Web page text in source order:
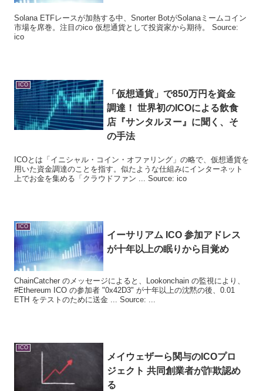
Solana ETFレースが加熱する中、Snorter BotがSolanaミームコイン
市場を席巻。注目のico 仮想通貨として投資家から期待。 Source:
ico
ICO
「仮想通貨」で850万円を資金
調達！ 世界初の ICOによる飲食
店『サンタルヌー』に聞く、そ
の手法
ICOとは「イニシャル・コイン・オファリング」の略で、仮想通貨を
用いた資金調達のことを指す。似たような仕組みにインターネット
上でお金を集める「クラウドファン ... Source: ico
ICO
イーサリアム ICO 参加アドレス
が十年以上の眠りから目覚め
ChainCatcher のメッセージによると、Lookonchain の監視により、
#Ethereum ICO の参加者 "0x42D3" が十年以上の沈黙の後、0.01
ETH をテストのために送金 ... Source: ...
ICO
メイウェザーら関与の ICOプロ
ジェクト 共同創業者が詐欺認め
る